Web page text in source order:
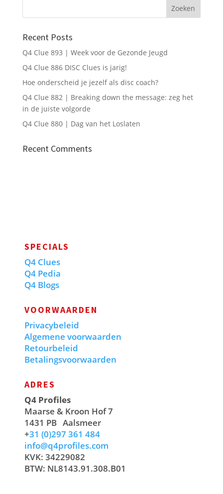
Recent Posts
Q4 Clue 893 | Week voor de Gezonde Jeugd
Q4 Clue 886 DISC Clues is jarig!
Hoe onderscheid je jezelf als disc coach?
Q4 Clue 882 | Breaking down the message: zeg het
in de juiste volgorde
Q4 Clue 880 | Dag van het Loslaten
Recent Comments
SPECIALS
Q4 Clues
Q4 Pedia
Q4 Blogs
VOORWAARDEN
Privacybeleid
Algemene voorwaarden
Retourbeleid
Betalingsvoorwaarden
ADRES
Q4 Profiles
Maarse & Kroon Hof 7
1431 PB Aalsmeer
+31 (0)297 361 484
info@q4profiles.com
KVK: 34229082
BTW: NL8143.91.308.B01